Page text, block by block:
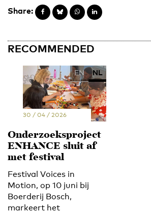
Share:
RECOMMENDED
EN NL
30 / 04 / 2026
Onderzoeksproject
ENHANCE sluit af
met festival
Festival Voices in
Motion, op 10 juni bij
Boerderij Bosch,
markeert het